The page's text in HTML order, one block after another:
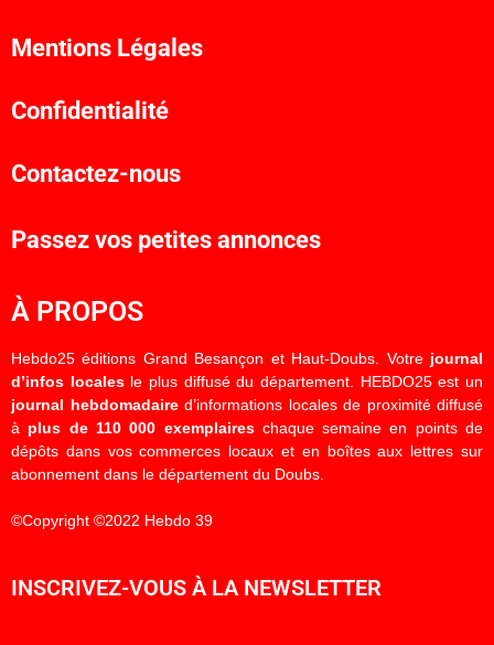
Mentions Légales
Confidentialité
Contactez-nous
Passez vos petites annonces
À PROPOS
Hebdo25 éditions Grand Besançon et Haut-Doubs. Votre journal
d’infos localesle plus diffusé du département. HEBDO25 est un
journal hebdomadaired’informations locales de proximité diffusé
à plus de 110 000 exemplaireschaque semaine en points de
dépôts dans vos commerces locaux et en boîtes aux lettres sur
abonnement dans le département du Doubs.
©Copyright ©2022 Hebdo 39
INSCRIVEZ-VOUS À LA NEWSLETTER